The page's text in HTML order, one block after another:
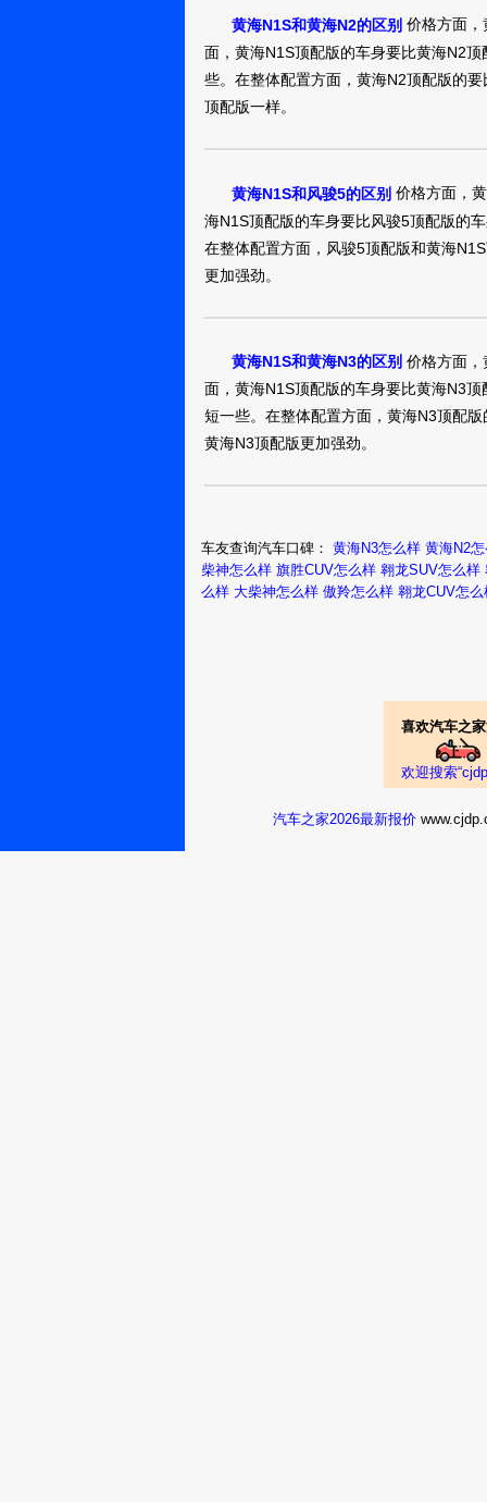
黄海N1S和黄海N2的区别 价格方面，
面，黄海N1S顶配版的车身要比黄海N2
些。在整体配置方面，黄海N2顶配版的
顶配版一样。
黄海N1S和风骏5的区别 价格方面，
海N1S顶配版的车身要比风骏5顶配版的
在整体配置方面，风骏5顶配版和黄海
更加强劲。
黄海N1S和黄海N3的区别 价格方面，
面，黄海N1S顶配版的车身要比黄海N3
短一些。在整体配置方面，黄海N3顶配
黄海N3顶配版更加强劲。
车友查询汽车口碑： 黄海N3怎么样 黄海N2
柴神怎么样 旗胜CUV怎么样 翱龙SUV怎么样
么样 大柴神怎么样 傲羚怎么样 翱龙CUV怎么
喜欢汽车之
欢迎搜索
汽车之家2026最新报价